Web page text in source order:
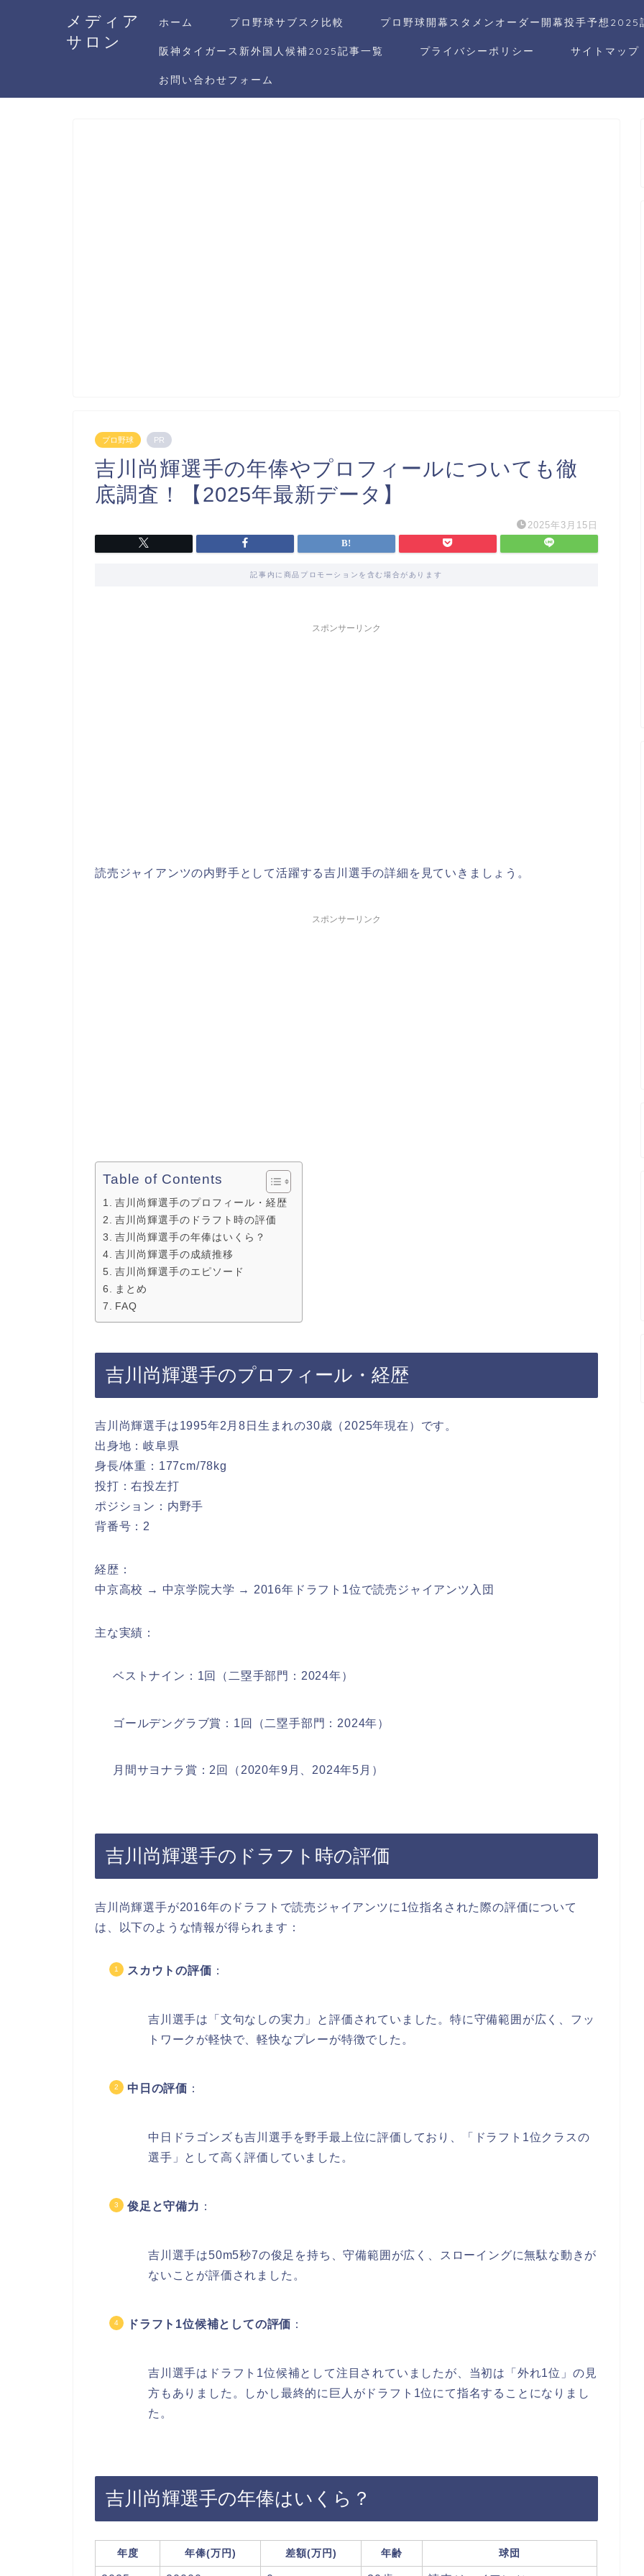
メディア
サロン
ホーム プロ野球サブスク比較 プロ野球開幕スタメンオーダー開幕投手予想2025
阪神タイガース新外国人候補2025記事一覧 プライバシーポリシー サイトマップ
お問い合わせフォーム
プロ野球 PR
吉川尚輝選手の年俸やプロフィールについても徹
底調査！【2025年最新データ】
2025年3月15日
記事内に商品プロモーションを含む場合があります
スポンサーリンク
読売ジャイアンツの内野手として活躍する吉川選手の詳細を見ていきましょう。
スポンサーリンク
Table of Contents
吉川尚輝選手のプロフィール・経歴
吉川尚輝選手のドラフト時の評価
吉川尚輝選手の年俸はいくら？
吉川尚輝選手の成績推移
吉川尚輝選手のエピソード
まとめ
FAQ
吉川尚輝選手のプロフィール・経歴
吉川尚輝選手は1995年2月8日生まれの30歳（2025年現在）です。
出身地：岐阜県
身長/体重：177cm/78kg
投打：右投左打
ポジション：内野手
背番号：2
経歴：
中京高校 → 中京学院大学 → 2016年ドラフト1位で読売ジャイアンツ入団
主な実績：
ベストナイン：1回（二塁手部門：2024年）
ゴールデングラブ賞：1回（二塁手部門：2024年）
月間サヨナラ賞：2回（2020年9月、2024年5月）
吉川尚輝選手のドラフト時の評価
吉川尚輝選手が2016年のドラフトで読売ジャイアンツに1位指名された際の評価について
は、以下のような情報が得られます：
スカウトの評価 ：
吉川選手は「文句なしの実力」と評価されていました。特に守備範囲が広く、フッ
トワークが軽快で、軽快なプレーが特徴でした。
中日の評価 ：
中日ドラゴンズも吉川選手を野手最上位に評価しており、「ドラフト1位クラスの
選手」として高く評価していました。
俊足と守備力 ：
吉川選手は50m5秒7の俊足を持ち、守備範囲が広く、スローイングに無駄な動きが
ないことが評価されました。
ドラフト1位候補としての評価 ：
吉川選手はドラフト1位候補として注目されていましたが、当初は「外れ1位」の見
方もありました。しかし最終的に巨人がドラフト1位にて指名することになりまし
た。
吉川尚輝選手の年俸はいくら？
年度 年俸(万円) 差額(万円) 年齢 球団